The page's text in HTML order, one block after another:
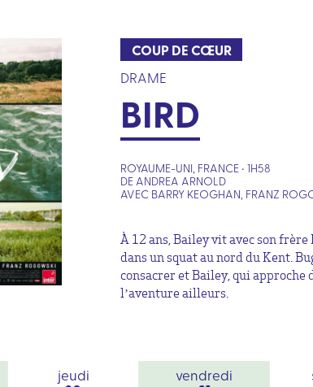
COUP DE CŒUR
DRAME
BIRD
ROYAUME-UNI, FRANCE • 1H58
DE ANDREA ARNOLD
AVEC BARRY KEOGHAN, FRANZ
À 12 ans, Bailey vit avec son
dans un squat au nord du Kent.
consacrer et Bailey, qui approche
l’aventure ailleurs.
jeudi vendredi